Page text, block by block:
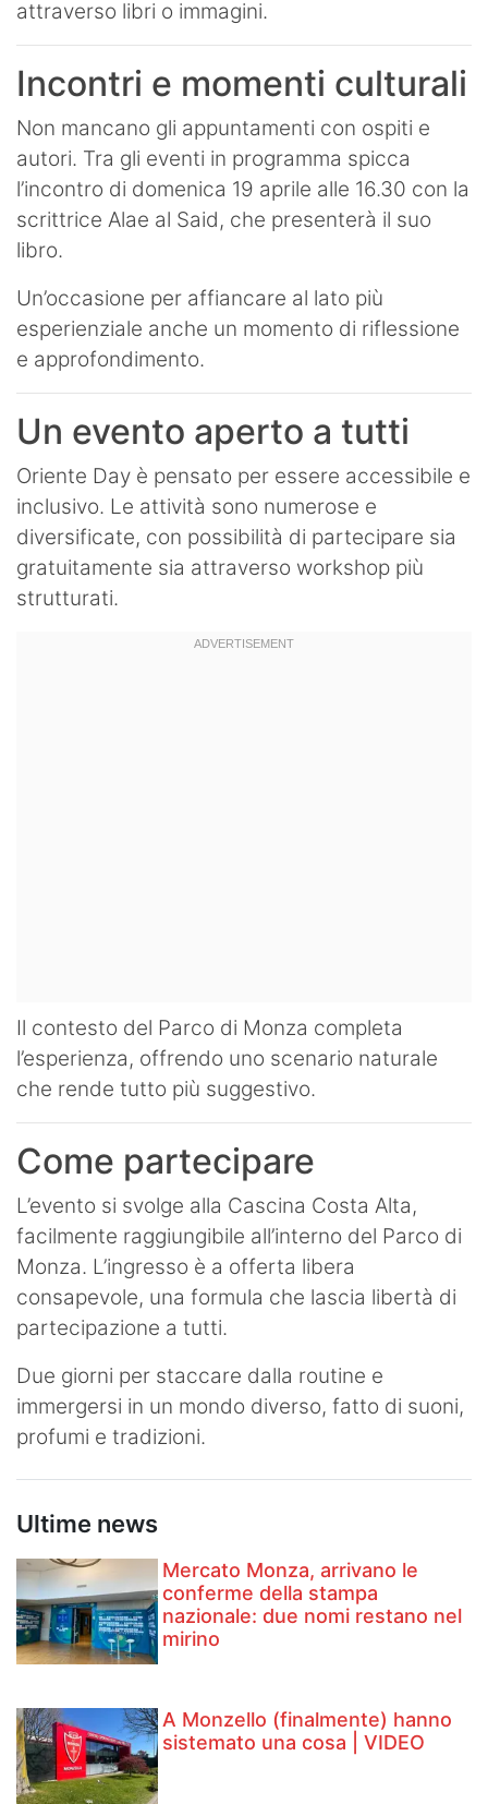
attraverso libri o immagini.
Incontri e momenti culturali
Non mancano gli appuntamenti con ospiti e
autori. Tra gli eventi in programma spicca
l’incontro di domenica 19 aprile alle 16.30 con la
scrittrice Alae al Said, che presenterà il suo
libro.
Un’occasione per affiancare al lato più
esperienziale anche un momento di riflessione
e approfondimento.
Un evento aperto a tutti
Oriente Day è pensato per essere accessibile e
inclusivo. Le attività sono numerose e
diversificate, con possibilità di partecipare sia
gratuitamente sia attraverso workshop più
strutturati.
Il contesto del Parco di Monza completa
l’esperienza, offrendo uno scenario naturale
che rende tutto più suggestivo.
Come partecipare
L’evento si svolge alla Cascina Costa Alta,
facilmente raggiungibile all’interno del Parco di
Monza. L’ingresso è a offerta libera
consapevole, una formula che lascia libertà di
partecipazione a tutti.
Due giorni per staccare dalla routine e
immergersi in un mondo diverso, fatto di suoni,
profumi e tradizioni.
Ultime news
Mercato Monza, arrivano le
conferme della stampa
nazionale: due nomi restano nel
mirino
A Monzello (finalmente) hanno
sistemato una cosa | VIDEO